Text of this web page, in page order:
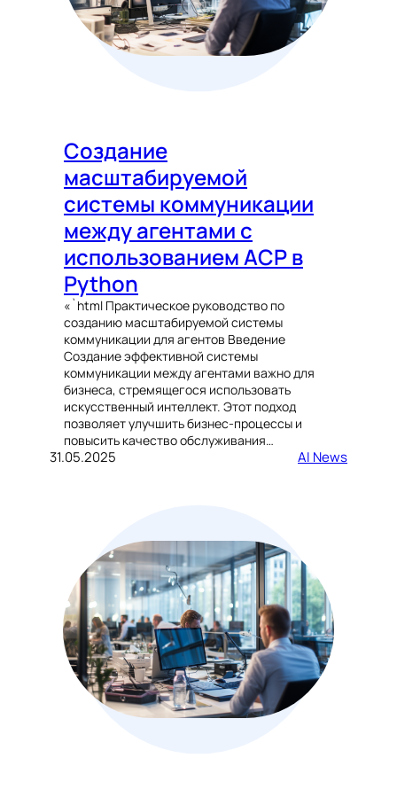
Создание
масштабируемой
системы коммуникации
между агентами с
использованием ACP в
Python
«`html Практическое руководство по
созданию масштабируемой системы
коммуникации для агентов Введение
Создание эффективной системы
коммуникации между агентами важно для
бизнеса, стремящегося использовать
искусственный интеллект. Этот подход
позволяет улучшить бизнес-процессы и
повысить качество обслуживания…
31.05.2025 AI News